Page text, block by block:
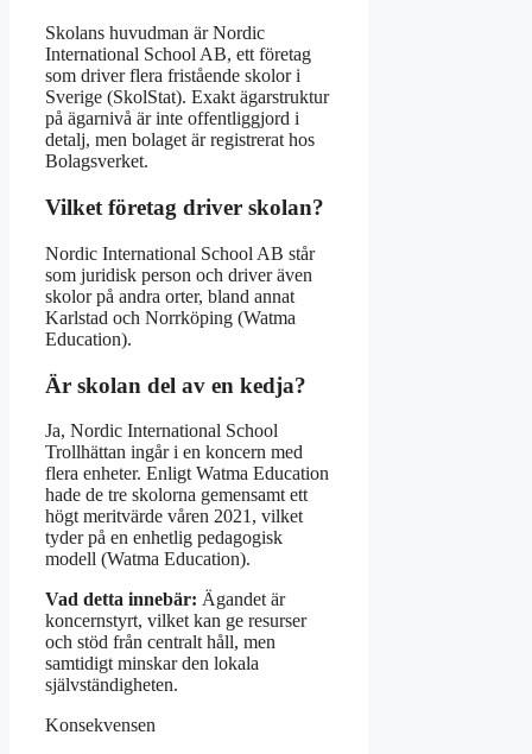
Skolans huvudman är Nordic
International School AB, ett företag
som driver flera fristående skolor i
Sverige (SkolStat). Exakt ägarstruktur
på ägarnivå är inte offentliggjord i
detalj, men bolaget är registrerat hos
Bolagsverket.
Vilket företag driver skolan?
Nordic International School AB står
som juridisk person och driver även
skolor på andra orter, bland annat
Karlstad och Norrköping (Watma
Education).
Är skolan del av en kedja?
Ja, Nordic International School
Trollhättan ingår i en koncern med
flera enheter. Enligt Watma Education
hade de tre skolorna gemensamt ett
högt meritvärde våren 2021, vilket
tyder på en enhetlig pedagogisk
modell (Watma Education).
Vad detta innebär: Ägandet är
koncernstyrt, vilket kan ge resurser
och stöd från centralt håll, men
samtidigt minskar den lokala
självständigheten.
Konsekvensen